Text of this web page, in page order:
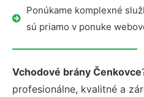
Ponúkame komplexné
sú priamo v ponuke
Vchodové brány Čenkovce
profesionálne, kvalitné a